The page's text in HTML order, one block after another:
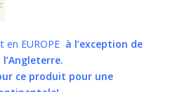
en EUROPE à l’exception de
ce produit pour une